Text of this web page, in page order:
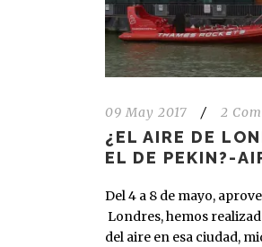
09 May 2017 / 2
¿EL AIRE DE
EL DE PEKIN?-
Del 4 a 8 de mayo,
Londres, hemos
del aire en esa ciudad,